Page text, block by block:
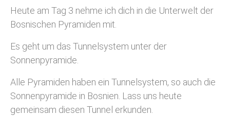
Heute am Tag 3 nehme ich dich in die Unterwelt der
Bosnischen Pyramiden mit.
Es geht um das Tunnelsystem unter der
Sonnenpyramide.
Alle Pyramiden haben ein Tunnelsystem, so auch die
Sonnenpyramide in Bosnien. Lass uns heute
gemeinsam diesen Tunnel erkunden.